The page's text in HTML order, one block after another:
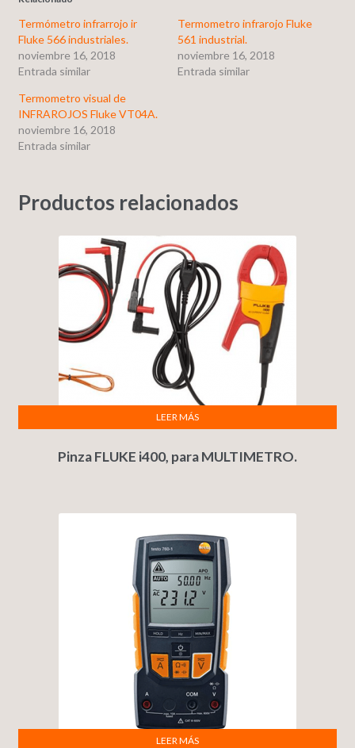
Termómetro infrarrojo ir
Fluke 566 industriales.
noviembre 16, 2018
Entrada similar
Termometro infrarojo Fluke
561 industrial.
noviembre 16, 2018
Entrada similar
Termometro visual de
INFRAROJOS Fluke VT04A.
noviembre 16, 2018
Entrada similar
Productos relacionados
Pinza FLUKE i400, para MULTIMETRO.
LEER MÁS
LEER MÁS